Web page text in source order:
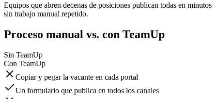
Equipos que abren decenas de posiciones publican todas en minutos
sin trabajo manual repetido.
Proceso manual vs. con TeamUp
Sin TeamUp
Con TeamUp
Copiar y pegar la vacante en cada portal
Un formulario que publica en todos los canales